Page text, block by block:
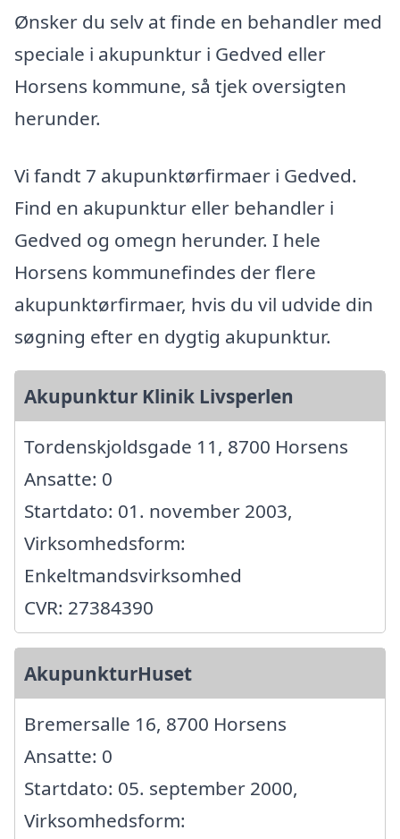
Ønsker du selv at finde en behandler med
speciale i akupunktur i Gedved eller
Horsens kommune, så tjek oversigten
herunder.
Vi fandt 7 akupunktørfirmaer i Gedved.
Find en akupunktur eller behandler i
Gedved og omegn herunder. I hele
Horsens kommunefindes der flere
akupunktørfirmaer, hvis du vil udvide din
søgning efter en dygtig akupunktur.
Akupunktur Klinik Livsperlen
Tordenskjoldsgade 11, 8700 Horsens
Ansatte: 0
Startdato: 01. november 2003,
Virksomhedsform:
Enkeltmandsvirksomhed
CVR: 27384390
AkupunkturHuset
Bremersalle 16, 8700 Horsens
Ansatte: 0
Startdato: 05. september 2000,
Virksomhedsform: